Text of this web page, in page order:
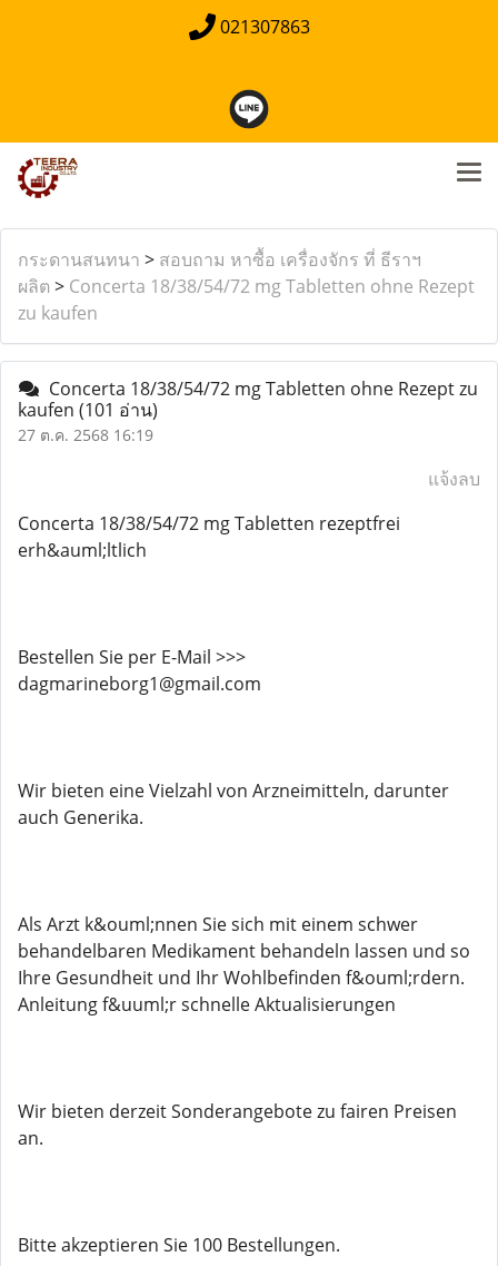
021307863
กระดานสนทนา > สอบถาม หาซื้อ เครื่องจักร ที่ ธีราฯ
ผลิต > Concerta 18/38/54/72 mg Tabletten ohne Rezept
zu kaufen
Concerta 18/38/54/72 mg Tabletten ohne Rezept zu
kaufen (101 อ่าน)
27 ต.ค. 2568 16:19
แจ้งลบ
Concerta 18/38/54/72 mg Tabletten rezeptfrei
erh&auml;ltlich
Bestellen Sie per E-Mail >>>
dagmarineborg1@gmail.com
Wir bieten eine Vielzahl von Arzneimitteln, darunter
auch Generika.
Als Arzt k&ouml;nnen Sie sich mit einem schwer
behandelbaren Medikament behandeln lassen und so
Ihre Gesundheit und Ihr Wohlbefinden f&ouml;rdern.
Anleitung f&uuml;r schnelle Aktualisierungen
Wir bieten derzeit Sonderangebote zu fairen Preisen
an.
Bitte akzeptieren Sie 100 Bestellungen.